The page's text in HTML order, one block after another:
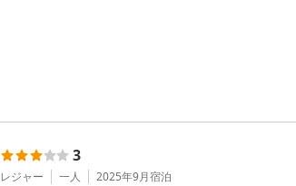
3
レジャー 一人 2025年9月宿泊